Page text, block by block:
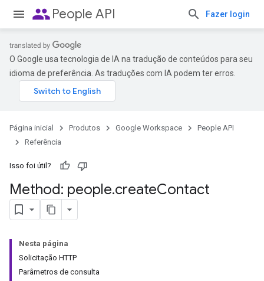
peoplePeople API Fazer login
O Google usa tecnologia de IA na tradução de conteúdos para seu
idioma de preferência. As traduções com IA podem ter erros.
Página inicial Produtos Google Workspace
People API
Referência
Isso foi útil?
Method: people.createContact
Nesta página
Solicitação HTTP
Parâmetros de consulta